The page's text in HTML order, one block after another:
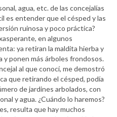
agua, etc. de las concejalías
es entender que el césped y las
ruinosa y poco práctica?
en algunos
ya retiran la maldita hierba y
y ponen más árboles frondosos.
al que conocí, me demostró
que retirando el césped, podía
de jardines arbolados, con
y agua. ¿Cuándo lo haremos?
resulta que hay muchos